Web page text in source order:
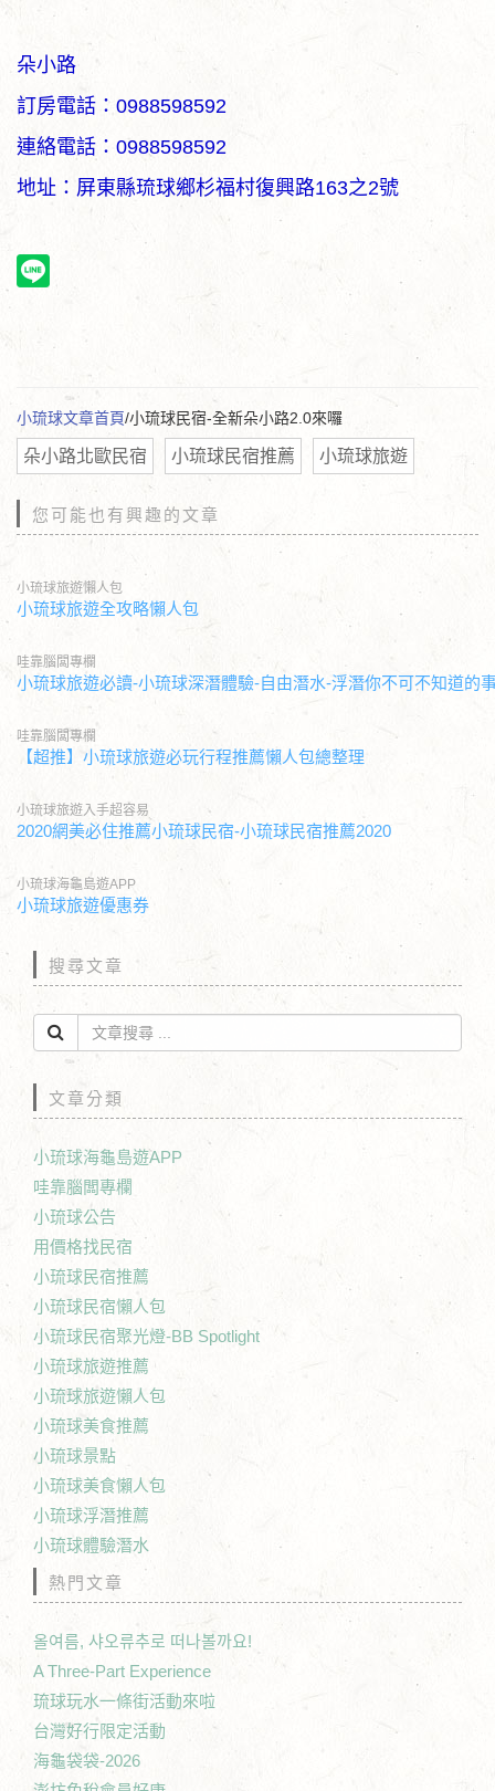
朵小路
訂房電話：0988598592
連絡電話：0988598592
地址：屏東縣琉球鄉杉福村復興路163之2號
小琉球文章首頁/小琉球民宿-全新朵小路2.0來囉
朵小路北歐民宿 小琉球民宿推薦 小琉球旅遊
您可能也有興趣的文章
小琉球旅遊懶人包
小琉球旅遊全攻略懶人包
哇靠腦闆專欄
小琉球旅遊必讀-小琉球深潛體驗-自由潛水-浮潛你不可不知道的
哇靠腦闆專欄
【超推】小琉球旅遊必玩行程推薦懶人包總整理
小琉球旅遊入手超容易
2020網美必住推薦小琉球民宿-小琉球民宿推薦2020
小琉球海龜島遊APP
小琉球旅遊優惠券
搜尋文章
文章分類
小琉球海龜島遊APP
哇靠腦闆專欄
小琉球公告
用價格找民宿
小琉球民宿推薦
小琉球民宿懶人包
小琉球民宿聚光燈-BB Spotlight
小琉球旅遊推薦
小琉球旅遊懶人包
小琉球美食推薦
小琉球景點
小琉球美食懶人包
小琉球浮潛推薦
小琉球體驗潛水
熱門文章
올여름, 샤오류추로 떠나볼까요!
A Three-Part Experience
琉球玩水一條街活動來啦
台灣好行限定活動
海龜袋袋-2026